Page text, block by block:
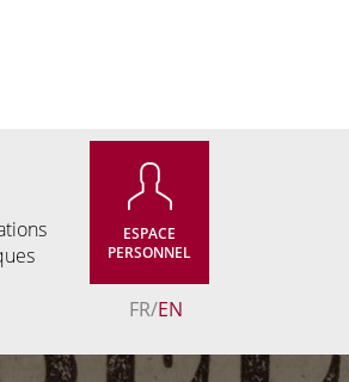
ESPACE
PERSONNEL
FR EN